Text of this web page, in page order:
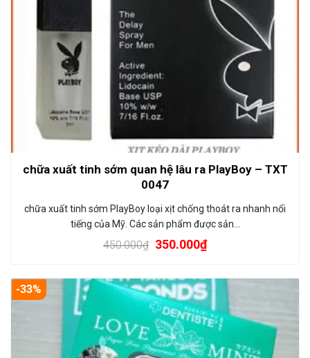
chữa xuất tinh sớm quan hệ lâu ra PlayBoy – TXT
0047
chữa xuất tinh sớm PlayBoy loại xịt chống thoát ra nhanh nổi
tiếng của Mỹ. Các sản phẩm được sản…
450.000₫ 350.000₫
-33%